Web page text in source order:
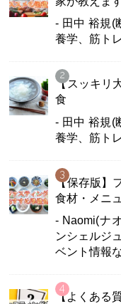
- 田中 裕規(
養学、筋ト
【スッキリ
食
- 田中 裕規(
養学、筋ト
【保存版】
食材・メニ
- Naomi(ナ
ンシェルジ
ベント情報
【よくある